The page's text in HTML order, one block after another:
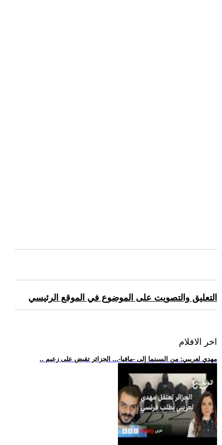
التعليق والتصويت على الموضوع في الموقع الرئيسي
اخر الافلام
.. مهدي لعريبي: من السينما إلى -مافيا-... الجزائر تقبض على زعيم